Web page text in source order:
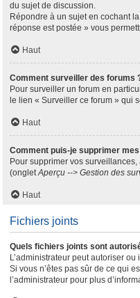
du sujet de discussion.
Répondre à un sujet en cochant
réponse est postée » vous
Haut
Comment surveiller des forums
Pour surveiller un forum en
le lien « Surveiller ce forum » qui
Haut
Comment puis-je supprimer
Pour supprimer vos
(ongletAperçu --> Gestion des
Haut
Fichiers joints
Quels fichiers joints sont
L’administrateur peut autoriser
Si vous n’êtes pas sûr de ce qui
l’administrateur pour plus